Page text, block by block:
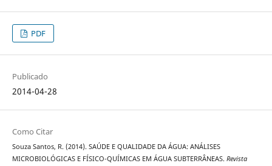
PDF
Publicado
2014-04-28
Como Citar
Souza Santos, R. (2014). SAÚDE E QUALIDADE DA ÁGUA: ANÁLISES
MICROBIOLÓGICAS E FÍSICO-QUÍMICAS EM ÁGUA SUBTERRÂNEAS. Revista